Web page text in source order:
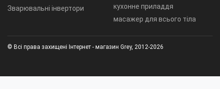
Зварювальні інвертори
кухонне приладдя
масажер для всього тіла
© Всі права захищені Інтернет - магазин Grey, 2012-2026